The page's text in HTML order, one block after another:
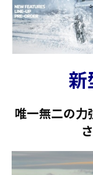
新
唯一無二の力